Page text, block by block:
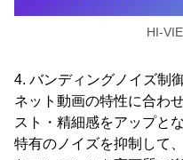
HI-
4. バンディングノイズ制
ネット動画の特性に合わ
スト・精細感をアップと
特有のノイズを抑制して